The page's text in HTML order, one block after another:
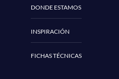
DONDE ESTAMOS
INSPIRACIÓN
FICHAS TÉCNICAS